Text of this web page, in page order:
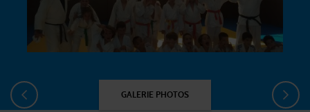
GALERIE PHOTOS